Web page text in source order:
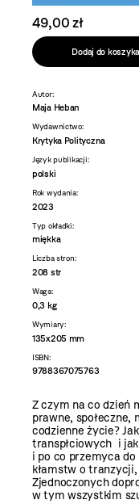
49,00 zł
Dodaj do koszyka
Autor:
Maja Heban
Wydawnictwo:
Krytyka Polityczna
Język publikacji:
polski
Rok wydania:
2023
Typ okładki:
miękka
Liczba stron:
208 str
Waga:
0,3 kg
Wymiary:
135x205 mm
ISBN:
9788367075763
Z czym na co dzień
prawne, społeczne,
codzienne życie?
transpłciowych i
i po co przemyca
kłamstw o
Zjednoczonych
w tym wszystkim